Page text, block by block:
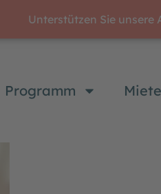
Unterstützen Sie unsere
Programm